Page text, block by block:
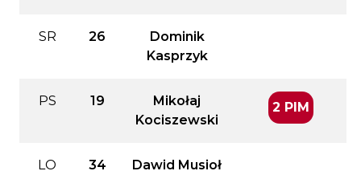
SR 26
Dominik
Kasprzyk
PS 19
Mikołaj
Kociszewski
2 PIM
LO 34 Dawid Musioł